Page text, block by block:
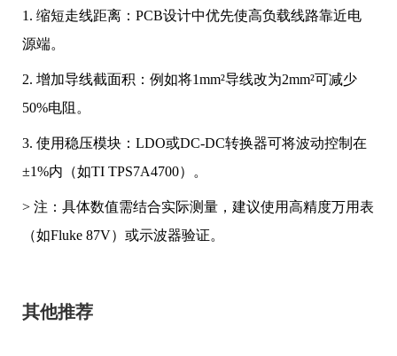
1. 缩短走线距离：PCB设计中优先使高负载线路靠近电
源端。
2. 增加导线截面积：例如将1mm²导线改为2mm²可减少
50%电阻。
3. 使用稳压模块：LDO或DC-DC转换器可将波动控制在
±1%内（如TI TPS7A4700）。
> 注：具体数值需结合实际测量，建议使用高精度万用表
（如Fluke 87V）或示波器验证。
其他推荐